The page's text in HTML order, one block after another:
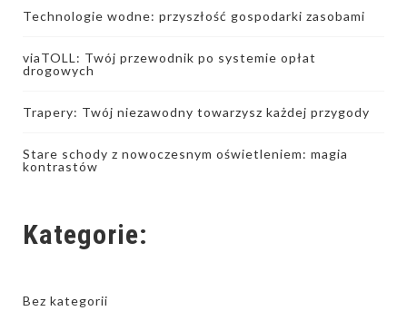
Technologie wodne: przyszłość gospodarki zasobami
viaTOLL: Twój przewodnik po systemie opłat
drogowych
Trapery: Twój niezawodny towarzysz każdej przygody
Stare schody z nowoczesnym oświetleniem: magia
kontrastów
Kategorie:
Bez kategorii